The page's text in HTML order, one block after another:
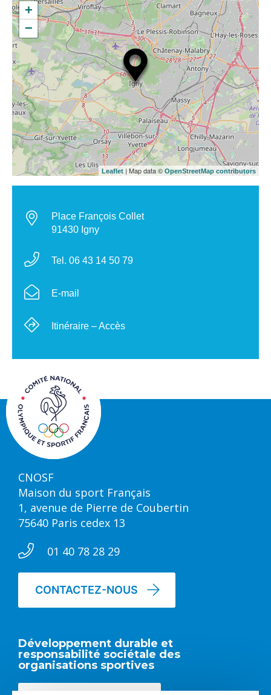
+
−
Leaflet| Map data © OpenStreetMap contributors
Place François Collet
91430 Igny
Tel. 06 43 14 50 79
E-mail
Itinéraire – Accès
CNOSF
Maison du sport Français
1, avenue de Pierre de Coubertin
75640 Paris cedex 13
01 40 78 28 29
CONTACTEZ-NOUS
Développement durable et
responsabilité sociétale des
organisations sportives